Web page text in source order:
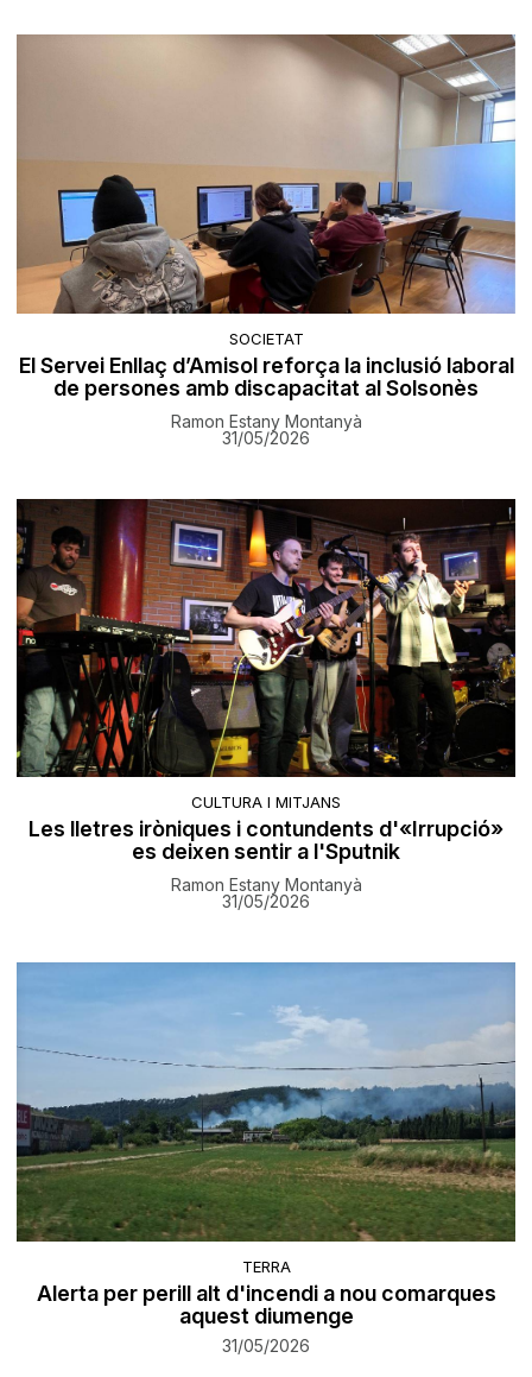
SOCIETAT
El Servei Enllaç d’Amisol reforça la inclusió laboral
de persones amb discapacitat al Solsonès
Ramon Estany Montanyà
31/05/2026
CULTURA I MITJANS
Les lletres iròniques i contundents d'«Irrupció»
es deixen sentir a l'Sputnik
Ramon Estany Montanyà
31/05/2026
TERRA
Alerta per perill alt d'incendi a nou comarques
aquest diumenge
31/05/2026